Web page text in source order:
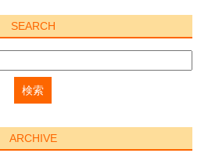
SEARCH
ARCHIVE